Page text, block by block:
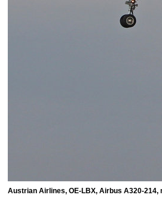
Austrian Airlines, OE-LBX, Airbus A320-